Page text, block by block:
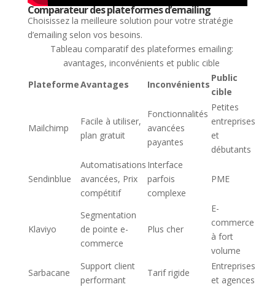
Comparateur des plateformes d’emailing
Choisissez la meilleure solution pour votre stratégie
d’emailing selon vos besoins.
Tableau comparatif des plateformes emailing:
avantages, inconvénients et public cible
PlateformeAvantages Inconvénients
Public
cible
Mailchimp
Facile à utiliser,
plan gratuit
Fonctionnalités
avancées
payantes
Petites
entreprises
et
débutants
Sendinblue
Automatisations
avancées, Prix
compétitif
Interface
parfois
complexe
PME
Klaviyo
Segmentation
de pointe e-
commerce
Plus cher
E-
commerce
à fort
volume
Sarbacane
Support client
performant
Tarif rigide
Entreprises
et agences